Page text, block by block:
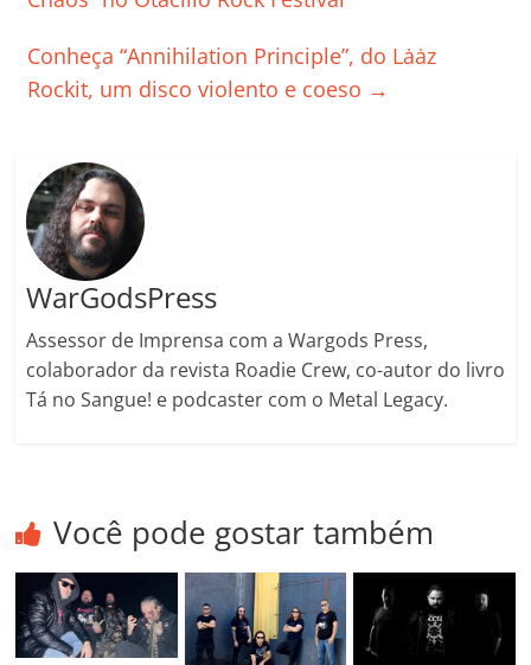
o
k
p a
ss
k h
Conheça “Annihilation Principle”, do Lȧȧz
Rockit, um disco violento e coeso →
WarGodsPress
Assessor de Imprensa com a Wargods Press,
colaborador da revista Roadie Crew, co-autor do livro
Tá no Sangue! e podcaster com o Metal Legacy.
Você pode gostar também